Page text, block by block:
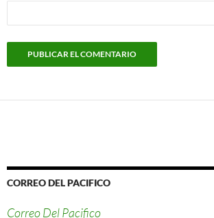
CORREO DEL PACIFICO
Correo Del Pacifico